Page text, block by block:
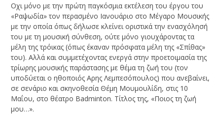
Οχι μόνο με την πρώτη παγκόσμια εκτέλεση του έργου του
«Ραψωδία» τον περασμένο Ιανουάριο στο Μέγαρο Μουσικής
με την οποία όπως δήλωσε κλείνει οριστικά την ενασχόλησή
του με τη μουσική σύνθεση, ούτε μόνο γιουχάροντας τα
μέλη της τρόικας (όπως έκαναν πρόσφατα μέλη της «Σπίθας»
του). Αλλά και συμμετέχοντας ενεργά στην προετοιμασία της
τρίωρης μουσικής παράστασης με θέμα τη ζωή του (τον
υποδύεται ο ηθοποιός Αρης Λεμπεσόπουλος) που ανεβαίνει,
σε σενάριο και σκηνοθεσία Θέμη Μουμουλίδη, στις 10
Μαΐου, στο θέατρο Badminton. Τίτλος της, «Ποιος τη ζωή
μου…».